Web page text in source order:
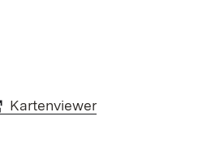
Kartenviewer